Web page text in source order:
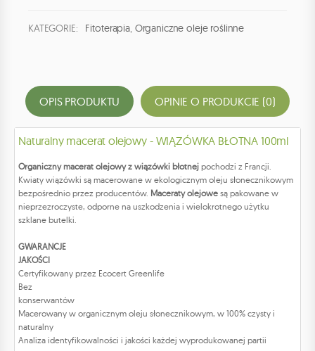
KATEGORIE: Fitoterapia, Organiczne oleje roślinne
OPIS PRODUKTU OPINIE O PRODUKCIE (0)
Naturalny macerat olejowy - WIĄZÓWKA BŁOTNA 100ml
Organiczny macerat olejowy z wiązówki błotnej pochodzi z Francji.
Kwiaty wiązówki są macerowane w ekologicznym oleju słonecznikowym
bezpośrednio przez producentów. Maceraty olejowe są pakowane w
nieprzezroczyste, odporne na uszkodzenia i wielokrotnego użytku
szklane butelki.
GWARANCJE
JAKOŚCI
Certyfikowany przez Ecocert Greenlife
Bez
konserwantów
Macerowany w organicznym oleju słonecznikowym, w 100% czysty i
naturalny
Analiza identyfikowalności i jakości każdej wyprodukowanej partii